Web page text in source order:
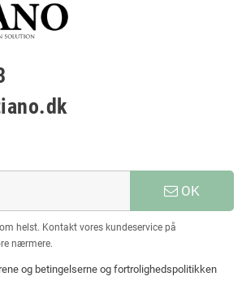
OK
helst. Kontakt vores kundeservice på
nærmere.
og betingelserne og fortrolighedspolitikken